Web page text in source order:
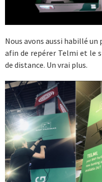
Nous avons aussi habillé un
afin de repérer Telmi et le
de distance. Un vrai plus.